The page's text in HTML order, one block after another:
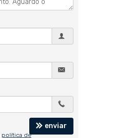
política de
enviar